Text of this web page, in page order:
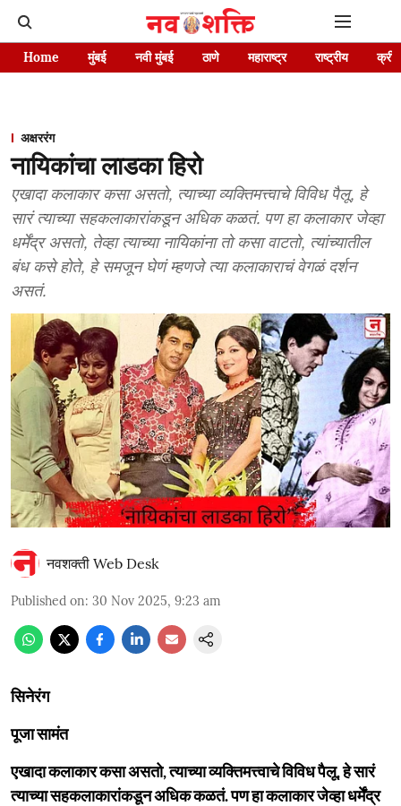
Home मुंबई नवी मुंबई ठाणे महाराष्ट्र राष्ट्रीय
अक्षररंग
नायिकांचा लाडका हिरो
एखादा कलाकार कसा असतो, त्याच्या व्यक्तिमत्त्वाचे विविध पैलू, हे
सारं त्याच्या सहकलाकारांकडून अधिक कळतं. पण हा कलाकार जेव्हा
धर्मेंद्र असतो, तेव्हा त्याच्या नायिकांना तो कसा वाटतो, त्यांच्यातील
बंध कसे होते, हे समजून घेणं म्हणजे त्या कलाकाराचं वेगळं दर्शन
असतं.
नवशक्ती Web Desk
Published on: 30 Nov 2025, 9:23 am
सिनेरंग
पूजा सामंत
एखादा कलाकार कसा असतो, त्याच्या व्यक्तिमत्त्वाचे विविध पैलू, हे सारं
त्याच्या सहकलाकारांकडून अधिक कळतं. पण हा कलाकार जेव्हा धर्मेंद्र